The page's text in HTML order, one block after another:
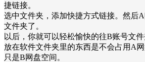
捷链接。
选中文件夹，添加快捷方式链接。然后
文件夹了。
以后，你就可以轻松愉快的往B账号文件
放在软件文件夹里的东西是不会占用A
只是B网盘空间。